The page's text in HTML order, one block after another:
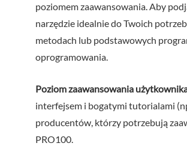
poziomem zaawansowania. Aby
narzędzie idealnie do Twoich
metodach lub podstawowych
oprogramowania.
Poziom zaawansowania
interfejsem i bogatymi tutorialami
producentów, którzy potrzebują
PRO100.